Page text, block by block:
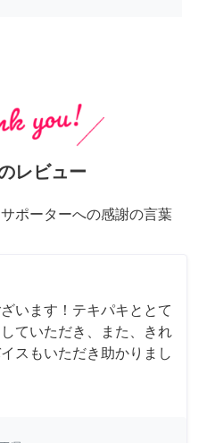
レビュー
ポーターへの感謝の言葉
います！テキパキととて
ていただき、また、きれ
スもいただき助かりまし